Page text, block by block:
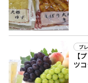
プ
【
ツ